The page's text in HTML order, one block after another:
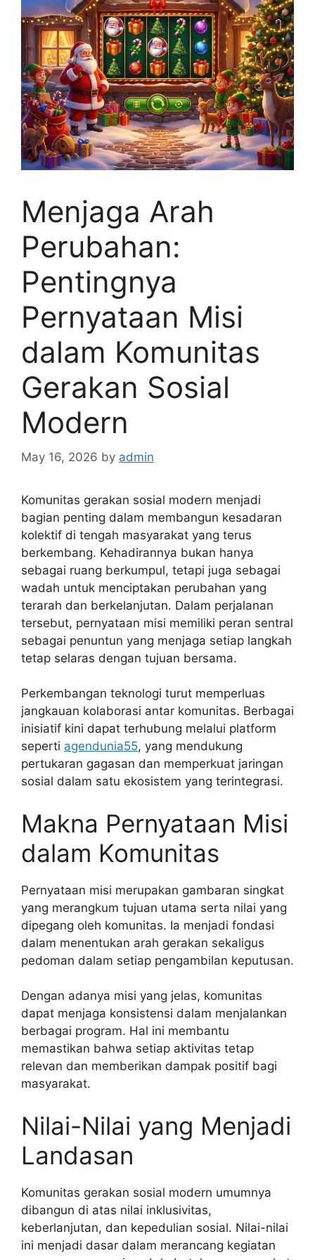
Menjaga Arah
Perubahan:
Pentingnya
Pernyataan Misi
dalam Komunitas
Gerakan Sosial
Modern
May 16, 2026 by admin
Komunitas gerakan sosial modern menjadi
bagian penting dalam membangun kesadaran
kolektif di tengah masyarakat yang terus
berkembang. Kehadirannya bukan hanya
sebagai ruang berkumpul, tetapi juga sebagai
wadah untuk menciptakan perubahan yang
terarah dan berkelanjutan. Dalam perjalanan
tersebut, pernyataan misi memiliki peran sentral
sebagai penuntun yang menjaga setiap langkah
tetap selaras dengan tujuan bersama.
Perkembangan teknologi turut memperluas
jangkauan kolaborasi antar komunitas. Berbagai
inisiatif kini dapat terhubung melalui platform
seperti agendunia55, yang mendukung
pertukaran gagasan dan memperkuat jaringan
sosial dalam satu ekosistem yang terintegrasi.
Makna Pernyataan Misi
dalam Komunitas
Pernyataan misi merupakan gambaran singkat
yang merangkum tujuan utama serta nilai yang
dipegang oleh komunitas. Ia menjadi fondasi
dalam menentukan arah gerakan sekaligus
pedoman dalam setiap pengambilan keputusan.
Dengan adanya misi yang jelas, komunitas
dapat menjaga konsistensi dalam menjalankan
berbagai program. Hal ini membantu
memastikan bahwa setiap aktivitas tetap
relevan dan memberikan dampak positif bagi
masyarakat.
Nilai-Nilai yang Menjadi
Landasan
Komunitas gerakan sosial modern umumnya
dibangun di atas nilai inklusivitas,
keberlanjutan, dan kepedulian sosial. Nilai-nilai
ini menjadi dasar dalam merancang kegiatan